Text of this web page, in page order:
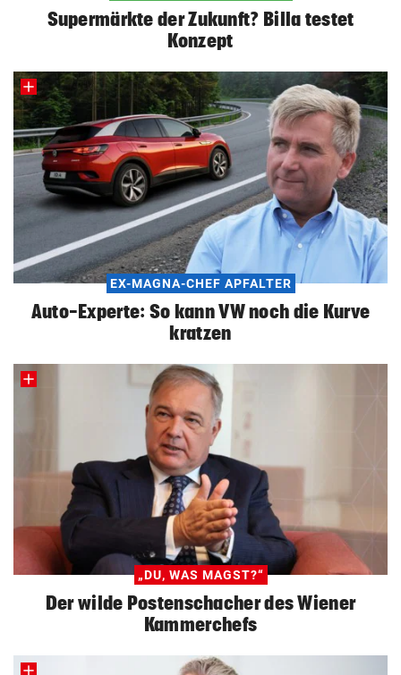
Supermärkte der Zukunft? Billa testet
Konzept
EX-MAGNA-CHEF APFALTER
Auto-Experte: So kann VW noch die Kurve
kratzen
„DU, WAS MAGST?“
Der wilde Postenschacher des Wiener
Kammerchefs